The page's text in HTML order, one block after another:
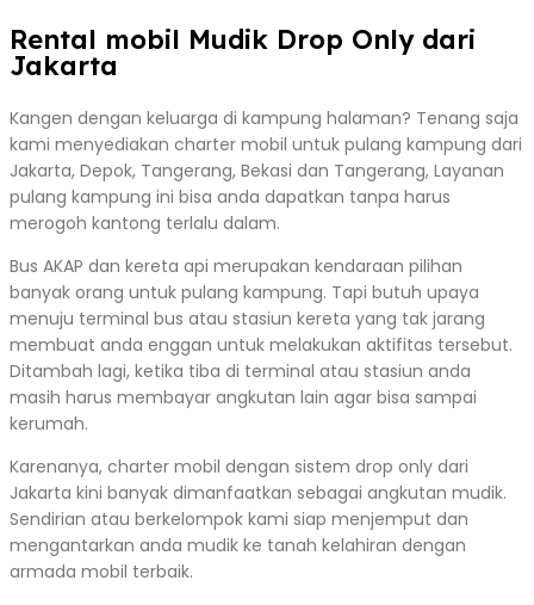
Rental mobil Mudik Drop Only dari
Jakarta
Kangen dengan keluarga di kampung halaman? Tenang saja
kami menyediakan charter mobil untuk pulang kampung dari
Jakarta, Depok, Tangerang, Bekasi dan Tangerang, Layanan
pulang kampung ini bisa anda dapatkan tanpa harus
merogoh kantong terlalu dalam.
Bus AKAP dan kereta api merupakan kendaraan pilihan
banyak orang untuk pulang kampung. Tapi butuh upaya
menuju terminal bus atau stasiun kereta yang tak jarang
membuat anda enggan untuk melakukan aktifitas tersebut.
Ditambah lagi, ketika tiba di terminal atau stasiun anda
masih harus membayar angkutan lain agar bisa sampai
kerumah.
Karenanya, charter mobil dengan sistem drop only dari
Jakarta kini banyak dimanfaatkan sebagai angkutan mudik.
Sendirian atau berkelompok kami siap menjemput dan
mengantarkan anda mudik ke tanah kelahiran dengan
armada mobil terbaik.